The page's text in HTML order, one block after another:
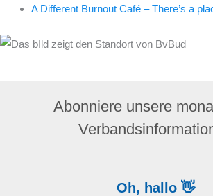
A Different Burnout Café – There’s a
Abonniere unsere
Oh, hallo 👋